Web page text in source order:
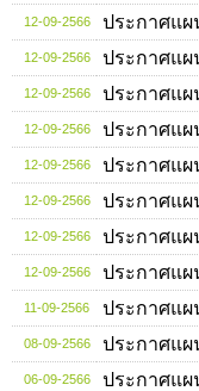
12-09-2566 ประกาศแผ
12-09-2566 ประกาศแผ
12-09-2566 ประกาศแผ
12-09-2566 ประกาศแผ
12-09-2566 ประกาศแผ
12-09-2566 ประกาศแผ
12-09-2566 ประกาศแผ
12-09-2566 ประกาศแผ
11-09-2566 ประกาศแผ
08-09-2566 ประกาศแผ
06-09-2566 ประกาศแผ